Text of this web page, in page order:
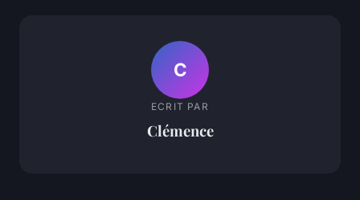
C
ECRIT PAR
Clémence